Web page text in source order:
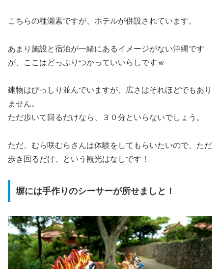
こちらの種瀬素ですが、ホテルが併設されています。
あまり施設と宿泊が一緒にあるイメージがない沖縄です
が、ここはどっぷりつかっていいらしですｗ
建物はびっしり並んでいますが、広さはそれほどでもあり
ません。
ただ歩いて回るだけなら、３０分といらないでしょう。
ただ、むら咲むらさんは体験をしてもらいたいので、ただ
歩き回るだけ、という観光はなしです！
塀には手作りのシーサーが所せましと！